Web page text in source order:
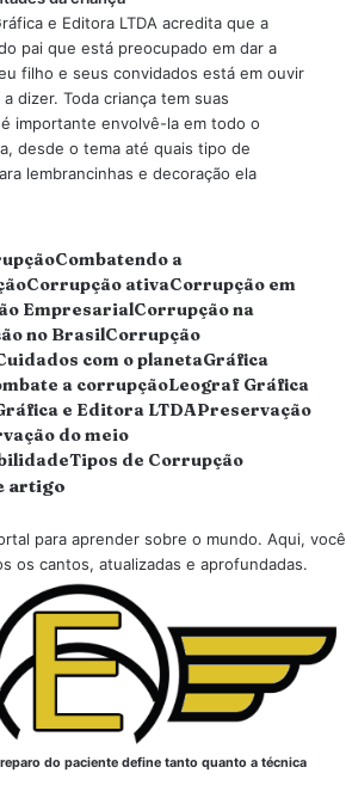
e Editora LTDA acredita que a
pai que está preocupado em dar a
filho e seus convidados está em ouvir
dizer. Toda criança tem suas
importante envolvê-la em todo o
desde o tema até quais tipo de
lembrancinhas e decoração ela
Combatendo a
Corrupção ativaCorrupção em
EmpresarialCorrupção na
no BrasilCorrupção
com o planetaGráfica
a corrupçãoLeograf Gráfica
e Editora LTDAPreservação
do meio
Tipos de Corrupção
artigo
para aprender sobre o mundo. Aqui, você
os cantos, atualizadas e aprofundadas.
do paciente define tanto quanto a técnica